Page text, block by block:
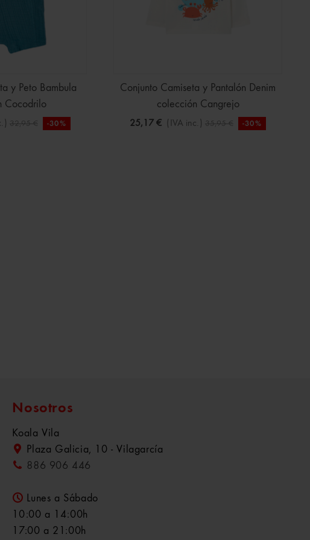
y Peto Bambula
Cocodrilo
32,95 € -30%
Conjunto Camiseta y Pantalón Denim
colección Cangrejo
25,17 € (IVA inc.) 35,95 € -30%
Nosotros
Koala Vila
Plaza Galicia, 10 - Vilagarcía
886 906 446
Lunes a Sábado
10:00 a 14:00h
17:00 a 21:00h